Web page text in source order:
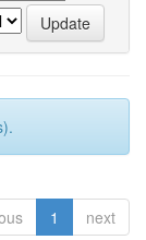
1 next